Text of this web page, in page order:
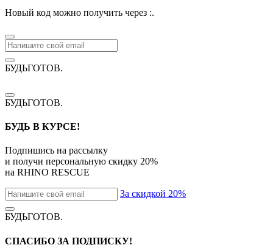
Новый код можно получить через :.
БУДЬГОТОВ.
БУДЬГОТОВ.
БУДЬ В КУРСЕ!
Подпишись на рассылку
и получи персональную скидку 20%
на RHINO RESCUE
За скидкой 20%
БУДЬГОТОВ.
СПАСИБО ЗА ПОДПИСКУ!